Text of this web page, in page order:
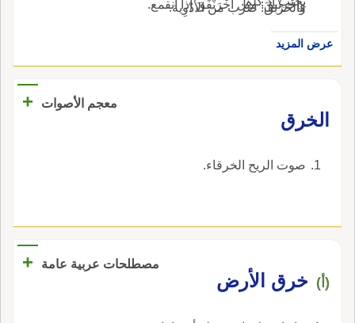
واخْرنْبقَ: مثل اخْرَنْفَقَ إذا انقمع.
والخَرْبَق: ضرب من الأَدْوِية.
عرض المزيد
معجم الأصوات
+
الخرق
صوت الريح الخرقاء.
مصطلحات عربية عامة +
(أ) خرق الأرض